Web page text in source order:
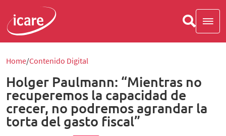
Home Contenido Digital
Holger Paulmann: “Mientras no
recuperemos la capacidad de
crecer, no podremos agrandar la
torta del gasto fiscal”